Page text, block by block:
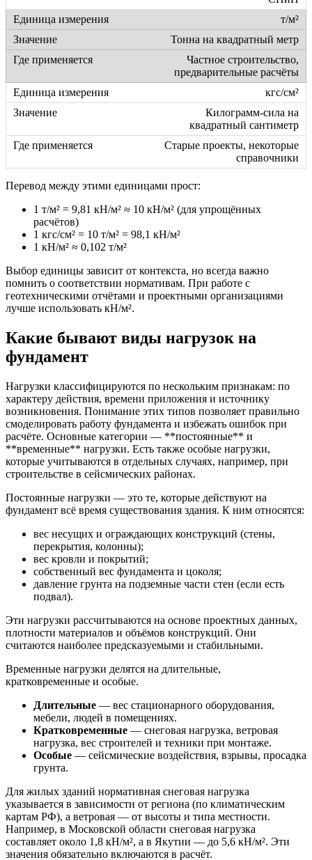
т/м²
Тонна на квадратный метр
Частное строительство,
предварительные расчёты
кгс/см²
Килограмм-сила на
квадратный сантиметр
Старые проекты, некоторые
справочники
Перевод между этими единицами прост:
1 т/м² = 9,81 кН/м² ≈ 10 кН/м² (для упрощённых
расчётов)
1 кгс/см² = 10 т/м² = 98,1 кН/м²
1 кН/м² ≈ 0,102 т/м²
Выбор единицы зависит от контекста, но всегда важно
помнить о соответствии нормативам. При работе с
геотехническими отчётами и проектными организациями
лучше использовать кН/м².
Какие бывают виды нагрузок на
фундамент
Нагрузки классифицируются по нескольким признакам: по
характеру действия, времени приложения и источнику
возникновения. Понимание этих типов позволяет правильно
смоделировать работу фундамента и избежать ошибок при
расчёте. Основные категории — **постоянные** и
**временные** нагрузки. Есть также особые нагрузки,
которые учитываются в отдельных случаях, например, при
строительстве в сейсмических районах.
Постоянные нагрузки — это те, которые действуют на
фундамент всё время существования здания. К ним относятся:
вес несущих и ограждающих конструкций (стены,
перекрытия, колонны);
вес кровли и покрытий;
собственный вес фундамента и цоколя;
давление грунта на подземные части стен (если есть
подвал).
Эти нагрузки рассчитываются на основе проектных данных,
плотности материалов и объёмов конструкций. Они
считаются наиболее предсказуемыми и стабильными.
Временные нагрузки делятся на длительные,
кратковременные и особые.
Длительные — вес стационарного оборудования,
мебели, людей в помещениях.
Кратковременные — снеговая нагрузка, ветровая
нагрузка, вес строителей и техники при монтаже.
Особые — сейсмические воздействия, взрывы, просадка
грунта.
Для жилых зданий нормативная снеговая нагрузка
указывается в зависимости от региона (по климатическим
картам РФ), а ветровая — от высоты и типа местности.
Например, в Московской области снеговая нагрузка
составляет около 1,8 кН/м², а в Якутии — до 5,6 кН/м². Эти
значения обязательно включаются в расчёт.